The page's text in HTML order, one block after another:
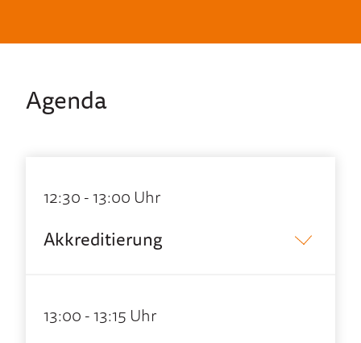
Agenda
12:30 - 13:00 Uhr
Akkreditierung
13:00 - 13:15 Uhr